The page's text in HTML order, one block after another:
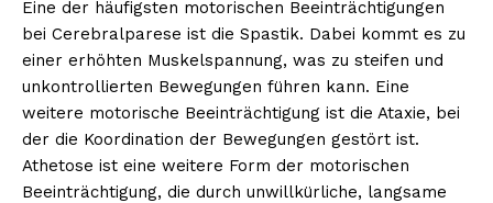
Eine der häufigsten motorischen Beeinträchtigungen
bei Cerebralparese ist die Spastik. Dabei kommt es zu
einer erhöhten Muskelspannung, was zu steifen und
unkontrollierten Bewegungen führen kann. Eine
weitere motorische Beeinträchtigung ist die Ataxie, bei
der die Koordination der Bewegungen gestört ist.
Athetose ist eine weitere Form der motorischen
Beeinträchtigung, die durch unwillkürliche, langsame